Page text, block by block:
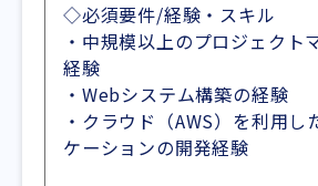
◇必須要件/経験・スキル
・中規模以上のプロジェクト
経験
・Webシステム構築の経験
・クラウド（AWS）を利用し
ケーションの開発経験